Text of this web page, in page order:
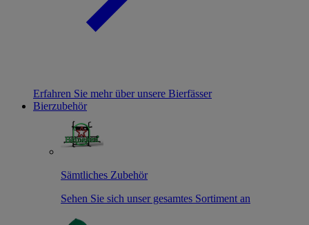
Erfahren Sie mehr über unsere Bierfässer
Bierzubehör
Sämtliches Zubehör
Sehen Sie sich unser gesamtes Sortiment an